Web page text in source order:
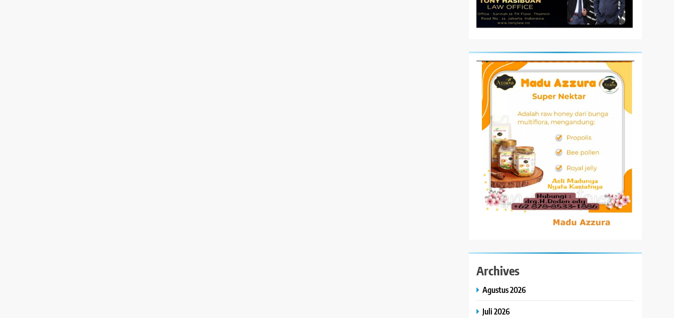
Archives
Agustus 2026
Juli 2026